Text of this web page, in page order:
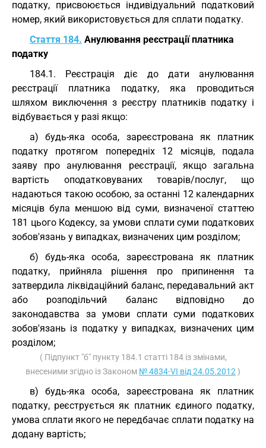
податку, присвоюється індивідуальний податковий
номер, який використовується для сплати податку.
Стаття 184. Анулювання реєстрації платника
податку
184.1. Реєстрація діє до дати анулювання
реєстрації платника податку, яка проводиться
шляхом виключення з реєстру платників податку і
відбувається у разі якщо:
а) будь-яка особа, зареєстрована як платник
податку протягом попередніх 12 місяців, подала
заяву про анулювання реєстрації, якщо загальна
вартість оподатковуваних товарів/послуг, що
надаються такою особою, за останні 12 календарних
місяців була меншою від суми, визначеної статтею
181 цього Кодексу, за умови сплати суми податкових
зобов'язань у випадках, визначених цим розділом;
б) будь-яка особа, зареєстрована як платник
податку, прийняла рішення про припинення та
затвердила ліквідаційний баланс, передавальний акт
або розподільчий баланс відповідно до
законодавства за умови сплати суми податкових
зобов'язань із податку у випадках, визначених цим
розділом;
( Підпункт "б" пункту 184.1 статті 184 із змінами,
внесеними згідно із Законом № 4834-VI від 24.05.2012 )
в) будь-яка особа, зареєстрована як платник
податку, реєструється як платник єдиного податку,
умова сплати якого не передбачає сплати податку на
додану вартість;